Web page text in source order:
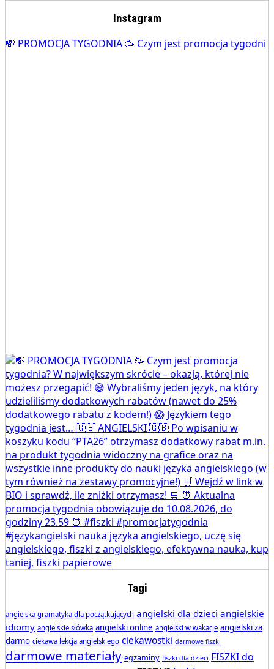
Instagram
💸 PROMOCJA TYGODNIA 🥳 Czym jest promocja tygodni
Tagi
angielska gramatyka dla początkujących angielski dla dzieci angielskie
idiomy angielskie słówka angielski online angielski w wakacje angielski za
darmo ciekawa lekcja angielskiego ciekawostki darmowe fiszki
darmowe materiały egzaminy fiszki dla dzieci FISZKI do